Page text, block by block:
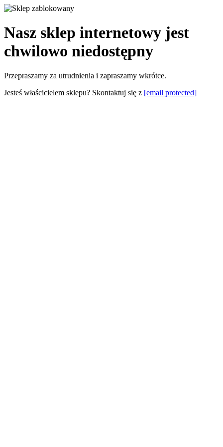
Nasz sklep internetowy jest
chwilowo niedostępny
Przepraszamy za utrudnienia i zapraszamy wkrótce.
Jesteś właścicielem sklepu? Skontaktuj się z [email protected]